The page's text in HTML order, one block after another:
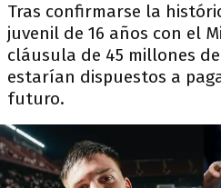
Tras confirmarse la
juvenil de 16 años con el
cláusula de 45 millones
estarían dispuestos a
futuro.